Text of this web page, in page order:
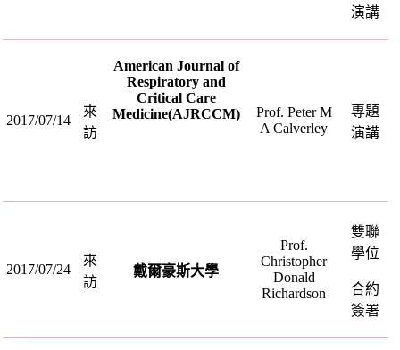
演講
2017/07/14
來
訪
American Journal of
Respiratory and
Critical Care
Medicine(AJRCCM)
Prof. Peter M
A Calverley
專題
演講
2017/07/24
來
訪
戴爾豪斯大學
Prof.
Christopher
Donald
Richardson
雙聯
學位
合約
簽署